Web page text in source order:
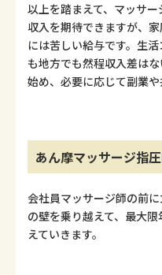
以上を踏まえて、マッサ
収入を期待できますが、
には苦しい給与です。生
も地方でも然程収入差は
始め、必要に応じて副業や
あん摩マッサージ指
会社員マッサージ師の前
の壁を乗り越えて、最大
えていきます。